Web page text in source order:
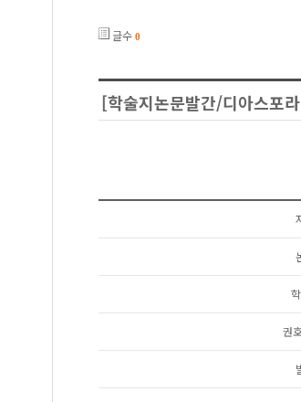
글수 0
[학술지논문발간/디아스포
권